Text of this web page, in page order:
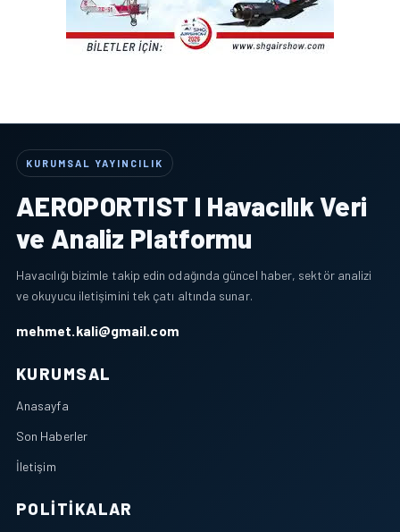
KURUMSAL YAYINCILIK
AEROPORTIST I Havacılık Veri
ve Analiz Platformu
Havacılığı bizimle takip edin odağında güncel haber, sektör analizi
ve okuyucu iletişimini tek çatı altında sunar.
mehmet.kali@gmail.com
KURUMSAL
Anasayfa
Son Haberler
İletişim
POLITIKALAR